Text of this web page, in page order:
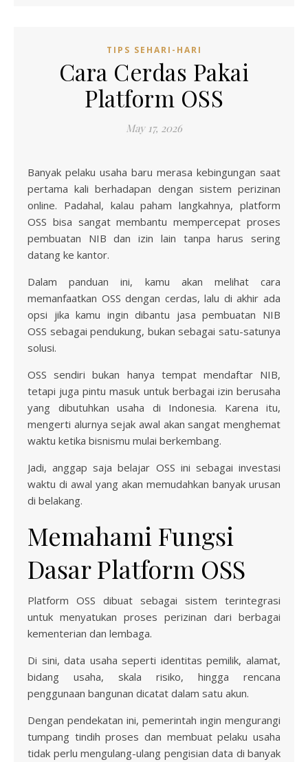
TIPS SEHARI-HARI
Cara Cerdas Pakai
Platform OSS
May 17, 2026
Banyak pelaku usaha baru merasa kebingungan saat
pertama kali berhadapan dengan sistem perizinan
online. Padahal, kalau paham langkahnya, platform
OSS bisa sangat membantu mempercepat proses
pembuatan NIB dan izin lain tanpa harus sering
datang ke kantor.
Dalam panduan ini, kamu akan melihat cara
memanfaatkan OSS dengan cerdas, lalu di akhir ada
opsi jika kamu ingin dibantu jasa pembuatan NIB
OSS sebagai pendukung, bukan sebagai satu-satunya
solusi.
OSS sendiri bukan hanya tempat mendaftar NIB,
tetapi juga pintu masuk untuk berbagai izin berusaha
yang dibutuhkan usaha di Indonesia. Karena itu,
mengerti alurnya sejak awal akan sangat menghemat
waktu ketika bisnismu mulai berkembang.
Jadi, anggap saja belajar OSS ini sebagai investasi
waktu di awal yang akan memudahkan banyak urusan
di belakang.
Memahami Fungsi
Dasar Platform OSS
Platform OSS dibuat sebagai sistem terintegrasi
untuk menyatukan proses perizinan dari berbagai
kementerian dan lembaga.
Di sini, data usaha seperti identitas pemilik, alamat,
bidang usaha, skala risiko, hingga rencana
penggunaan bangunan dicatat dalam satu akun.
Dengan pendekatan ini, pemerintah ingin mengurangi
tumpang tindih proses dan membuat pelaku usaha
tidak perlu mengulang-ulang pengisian data di banyak